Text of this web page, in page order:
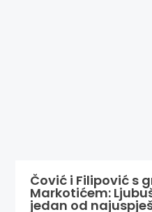
Čović i Filipović s
Markotićem:
jedan od